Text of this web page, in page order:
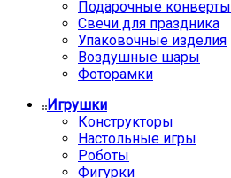
Подарочные конверты
Свечи для праздника
Упаковочные изделия
Воздушные шары
Фоторамки
Игрушки
Конструкторы
Настольные игры
Роботы
Фигурки